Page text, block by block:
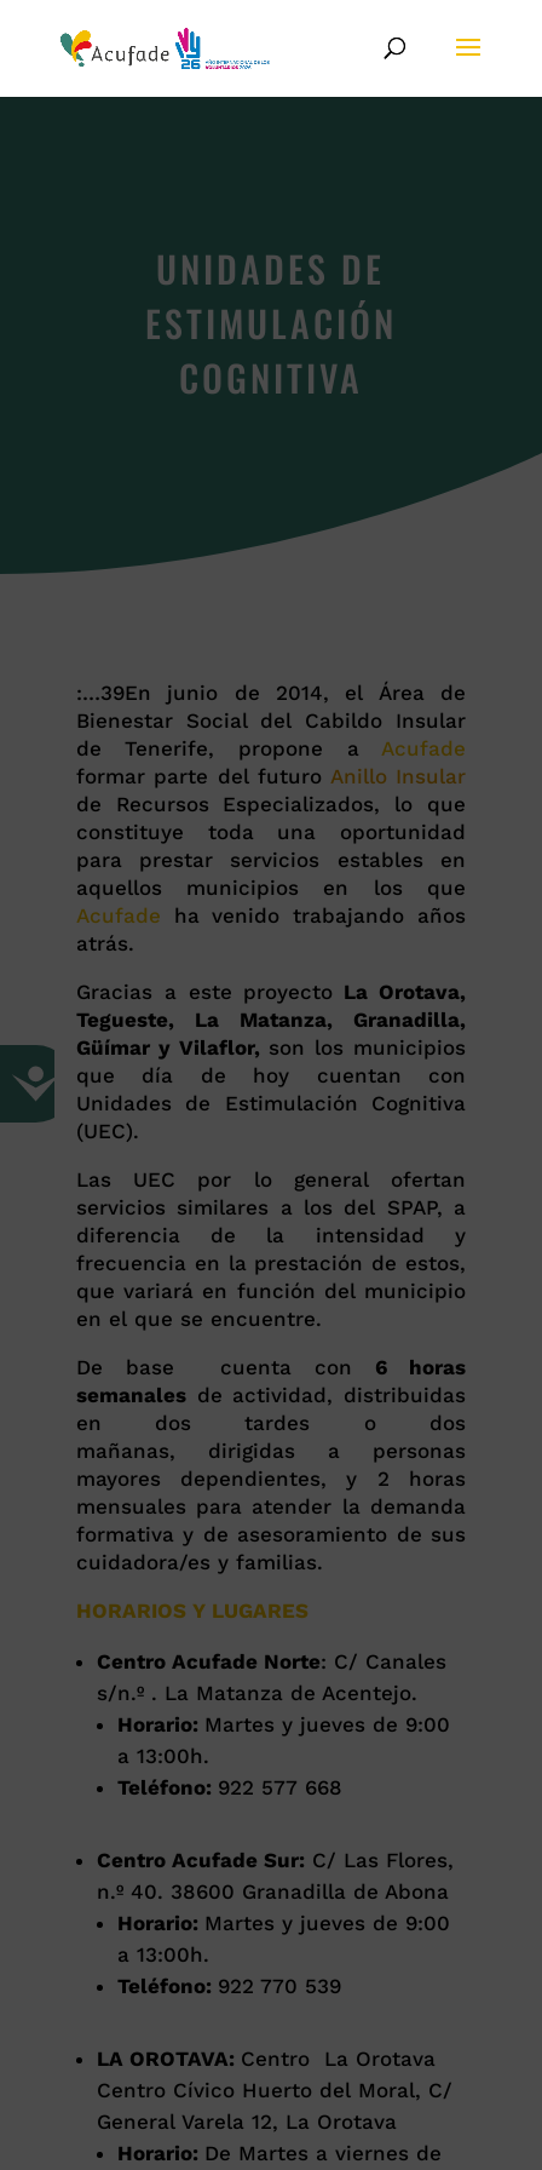
UNIDADES DE
ESTIMULACIÓN
COGNITIVA
:…39En junio de 2014, el Área de
Bienestar Social del Cabildo Insular
de Tenerife, propone aAcufade
formar parte del futuro Anillo Insular
de Recursos Especializados, lo que
constituye toda una oportunidad
para prestar servicios estables en
aquellos municipios en los que
Acufade ha venido trabajando años
atrás.
Gracias a este proyecto La Orotava,
Tegueste, La Matanza, Granadilla,
Güímar y Vilaflor, son los municipios
que día de hoy cuentan con
Unidades de Estimulación Cognitiva
(UEC).
Las UEC por lo general ofertan
servicios similares a los del SPAP, a
diferencia de la intensidad y
frecuencia en la prestación de estos,
que variará en función del municipio
en el que se encuentre.
De base cuenta con 6 horas
semanalesde actividad, distribuidas
en dos tardes o dos
mañanas, dirigidas a personas
mayores dependientes, y 2 horas
mensuales para atender la demanda
formativa y de asesoramiento de sus
cuidadora/es y familias.
HORARIOS Y LUGARES
Centro Acufade Norte: C/ Canales
s/n.º . La Matanza de Acentejo.
Horario: Martes y jueves de 9:00
a 13:00h.
Teléfono: 922 577 668
Centro Acufade Sur: C/ Las Flores,
n.º 40. 38600 Granadilla de Abona
Horario: Martes y jueves de 9:00
a 13:00h.
Teléfono: 922 770 539
LA OROTAVA: Centro La Orotava
Centro Cívico Huerto del Moral, C/
General Varela 12, La Orotava
Horario: De Martes a viernes de